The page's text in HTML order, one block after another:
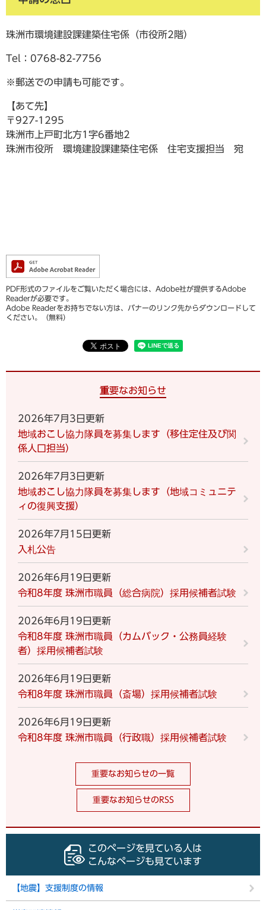
珠洲市環境建設課建築住宅係（市役所2階）
Tel：0768-82-7756
※郵送での申請も可能です。
【あて先】
〒927-1295
珠洲市上戸町北方1字6番地2
珠洲市役所 環境建設課建築住宅係 住宅支援担当 宛
PDF形式のファイルをご覧いただく場合には、Adobe社が提供するAdobe
Readerが必要です。
Adobe Readerをお持ちでない方は、バナーのリンク先からダウンロードして
ください。（無料）
重要なお知らせ
2026年7月3日更新
地域おこし協力隊員を募集します（移住定住及び関
係人口担当）
2026年7月3日更新
地域おこし協力隊員を募集します（地域コミュニテ
ィの復興支援）
2026年7月15日更新
入札公告
2026年6月19日更新
令和8年度 珠洲市職員（総合病院）採用候補者試験
2026年6月19日更新
令和8年度 珠洲市職員（カムバック・公務員経験
者）採用候補者試験
2026年6月19日更新
令和8年度 珠洲市職員（斎場）採用候補者試験
2026年6月19日更新
令和8年度 珠洲市職員（行政職）採用候補者試験
重要なお知らせの一覧
重要なお知らせのRSS
このページを見ている人は
こんなページも見ています
【地震】支援制度の情報